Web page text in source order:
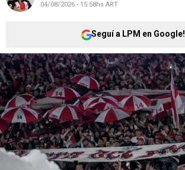
04/08/2026 - 15:58hs ART
Seguí a LPM en Google!